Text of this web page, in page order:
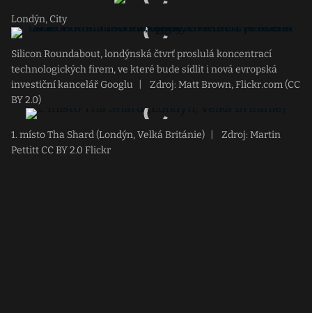
Londýn, City
Silicon Roundabout, londýnská čtvrť proslulá koncentrací
technologických firem, ve které bude sídlit i nová evropská
investiční kancelář Googlu
Zdroj: Matt Brown, Flickr.com (CC
BY 2.0)
1. místo Tha Shard (Londýn, Velká Británie)
Zdroj: Martin
Pettitt CC BY 2.0 Flickr